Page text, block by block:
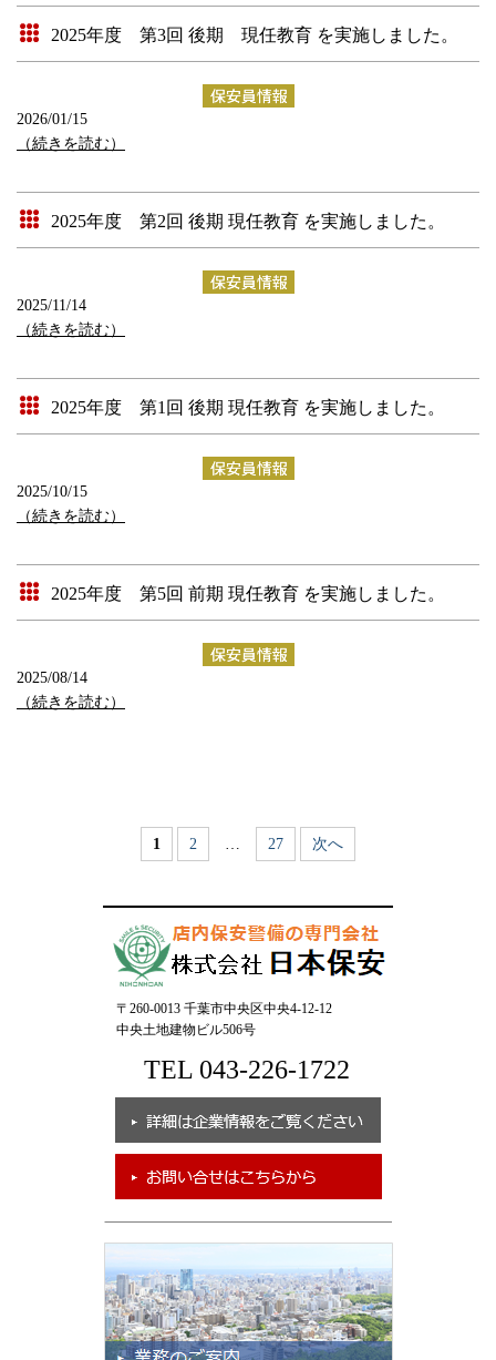
2025年度 第3回 後期 現任教育 を実施しました。
2026/01/15
（続きを読む）
2025年度 第2回 後期 現任教育 を実施しました。
2025/11/14
（続きを読む）
2025年度 第1回 後期 現任教育 を実施しました。
2025/10/15
（続きを読む）
2025年度 第5回 前期 現任教育 を実施しました。
2025/08/14
（続きを読む）
1 2 27 次へ
〒260-0013 千葉市中央区中央4-12-12
中央土地建物ビル506号
TEL 043-226-1722